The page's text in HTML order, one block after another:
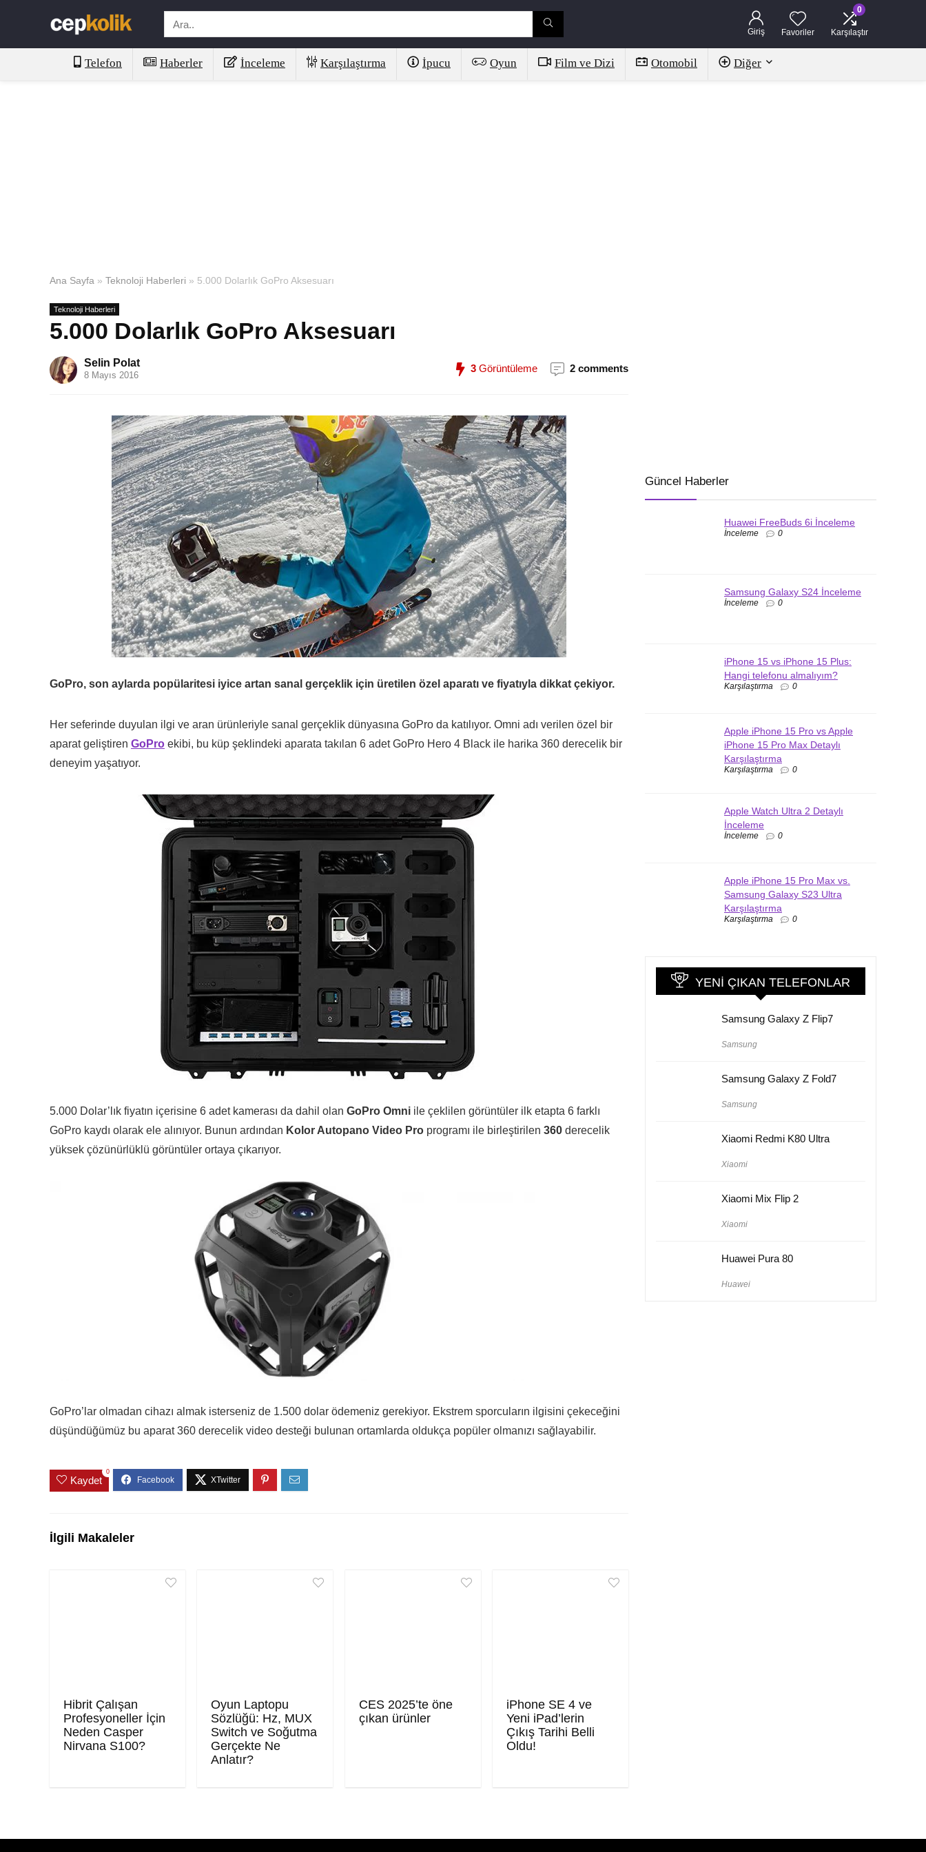
Giriş Favoriler
0
Karşılaştır
Telefon Haberler İnceleme Karşılaştırma İpucu Oyun Film ve Dizi Otomobil Diğer
Ana Sayfa » Teknoloji Haberleri » 5.000 Dolarlık GoPro Aksesuarı
Teknoloji Haberleri
5.000 Dolarlık GoPro Aksesuarı
Selin Polat
8 Mayıs 2016
3 Görüntüleme 2 comments
GoPro, son aylarda popülaritesi iyice artan sanal gerçeklik için üretilen özel aparatı ve fiyatıyla dikkat çekiyor.
Her seferinde duyulan ilgi ve aran ürünleriyle sanal gerçeklik dünyasına GoPro da katılıyor. Omni adı verilen özel bir
aparat geliştiren GoPro ekibi, bu küp şeklindeki aparata takılan 6 adet GoPro Hero 4 Black ile harika 360 derecelik bir
deneyim yaşatıyor.
5.000 Dolar’lık fiyatın içerisine 6 adet kamerası da dahil olan GoPro Omni ile çeklilen görüntüler ilk etapta 6 farklı
GoPro kaydı olarak ele alınıyor. Bunun ardından Kolor Autopano Video Pro programı ile birleştirilen 360 derecelik
yüksek çözünürlüklü görüntüler ortaya çıkarıyor.
GoPro’lar olmadan cihazı almak isterseniz de 1.500 dolar ödemeniz gerekiyor. Ekstrem sporcuların ilgisini çekeceğini
düşündüğümüz bu aparat 360 derecelik video desteği bulunan ortamlarda oldukça popüler olmanızı sağlayabilir.
Kaydet
0
İlgili Makaleler
Hibrit Çalışan
Profesyoneller İçin
Neden Casper
Nirvana S100?
Oyun Laptopu
Sözlüğü: Hz, MUX
Switch ve Soğutma
Gerçekte Ne
Anlatır?
CES 2025’te öne
çıkan ürünler
iPhone SE 4 ve
Yeni iPad’lerin
Çıkış Tarihi Belli
Oldu!
Güncel Haberler
Huawei FreeBuds 6i İnceleme
İnceleme 0
Samsung Galaxy S24 İnceleme
İnceleme 0
iPhone 15 vs iPhone 15 Plus:
Hangi telefonu almalıyım?
Karşılaştırma 0
Apple iPhone 15 Pro vs Apple
iPhone 15 Pro Max Detaylı
Karşılaştırma
Karşılaştırma 0
Apple Watch Ultra 2 Detaylı
İnceleme
İnceleme 0
Apple iPhone 15 Pro Max vs.
Samsung Galaxy S23 Ultra
Karşılaştırma
Karşılaştırma 0
YENI ÇIKAN TELEFONLAR
Samsung Galaxy Z Flip7
Samsung
Samsung Galaxy Z Fold7
Samsung
Xiaomi Redmi K80 Ultra
Xiaomi
Xiaomi Mix Flip 2
Xiaomi
Huawei Pura 80
Huawei